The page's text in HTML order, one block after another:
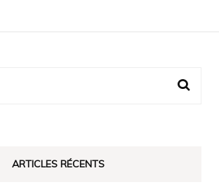
ARTICLES RÉCENTS